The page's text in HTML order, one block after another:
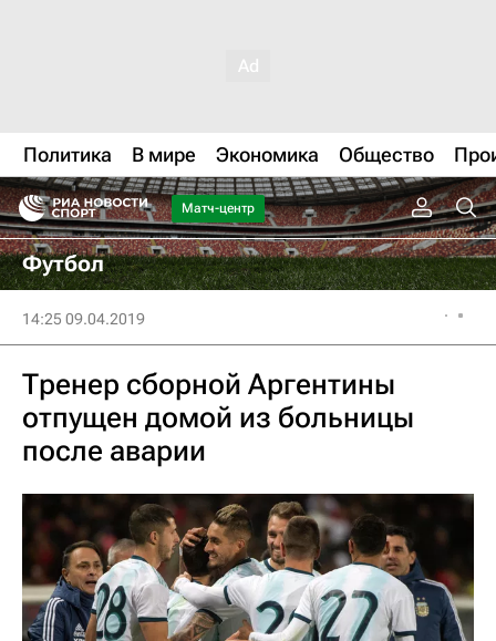
Политика В мире Экономика Общество
Матч-центр
Футбол
14:25 09.04.2019
Тренер сборной Аргентины
отпущен домой из больницы
после аварии